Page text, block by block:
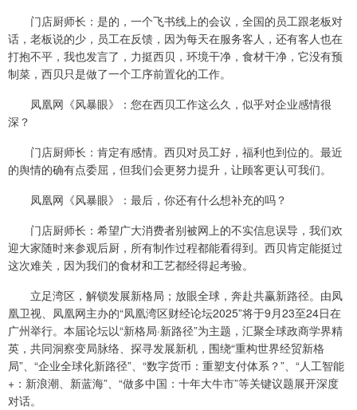
门店厨师长：是的，一个飞书线上的会议，全国的员工跟老板对
话，老板说的少，员工在反馈，因为每天在服务客人，还有客人也在
打抱不平，我也发言了，力挺西贝，环境干净，食材干净，它没有预
制菜，西贝只是做了一个工序前置化的工作。
凤凰网《风暴眼》：您在西贝工作这么久，似乎对企业感情很
深？
门店厨师长：肯定有感情。西贝对员工好，福利也到位的。最近
的舆情的确有点委屈，但我们会更努力提升，让顾客更认可我们。
凤凰网《风暴眼》：最后，你还有什么想补充的吗？
门店厨师长：希望广大消费者别被网上的不实信息误导，我们欢
迎大家随时来参观后厨，所有制作过程都能看得到。西贝肯定能挺过
这次难关，因为我们的食材和工艺都经得起考验。
立足湾区，解锁发展新格局；放眼全球，奔赴共赢新路径。由凤
凰卫视、凤凰网主办的“凤凰湾区财经论坛2025”将于9月23至24日在
广州举行。本届论坛以“新格局·新路径”为主题，汇聚全球政商学界精
英，共同洞察变局脉络、探寻发展新机，围绕“重构世界经贸新格
局”、“企业全球化新路径”、“数字货币：重塑支付体系？”、“人工智能
+：新浪潮、新蓝海”、“做多中国：十年大牛市”等关键议题展开深度
对话。